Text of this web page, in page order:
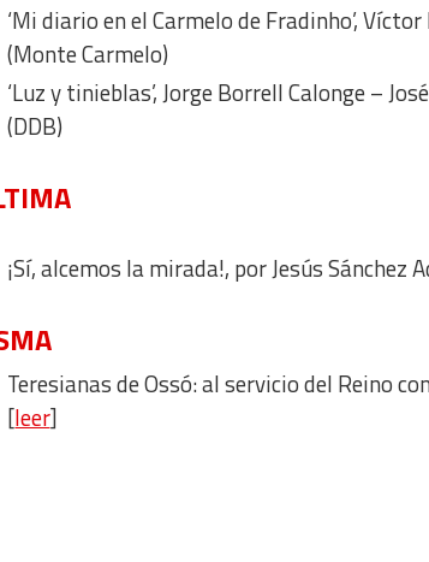
‘Mi diario en el Carmelo de Fradinho’,
(Monte Carmelo)
‘Luz y tinieblas’, Jorge Borrell Calonge –
(DDB)
¡Sí, alcemos la mirada!, por Jesús Sánchez
Teresianas de Ossó: al servicio del Reino
[leer]